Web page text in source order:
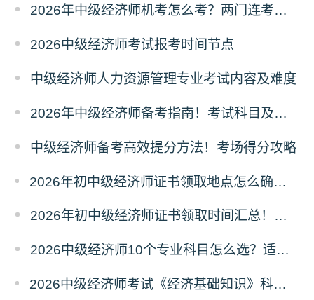
2026年中级经济师机考怎么考？两门连考怎么安排？
2026中级经济师考试报考时间节点
中级经济师人力资源管理专业考试内容及难度
2026年中级经济师备考指南！考试科目及取证条件
中级经济师备考高效提分方法！考场得分攻略
2026年初中级经济师证书领取地点怎么确定？属地规则
2026年初中级经济师证书领取时间汇总！领证节点
2026中级经济师10个专业科目怎么选？适配人群
2026中级经济师考试《经济基础知识》科目六大模块梳理